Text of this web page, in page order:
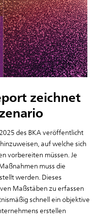
zeichnet
des BKA veröffentlicht
auf welche sich
vorbereiten müssen. Je
muss die
werden. Dieses
Maßstäben zu erfassen
schnell ein objektive
erstellen